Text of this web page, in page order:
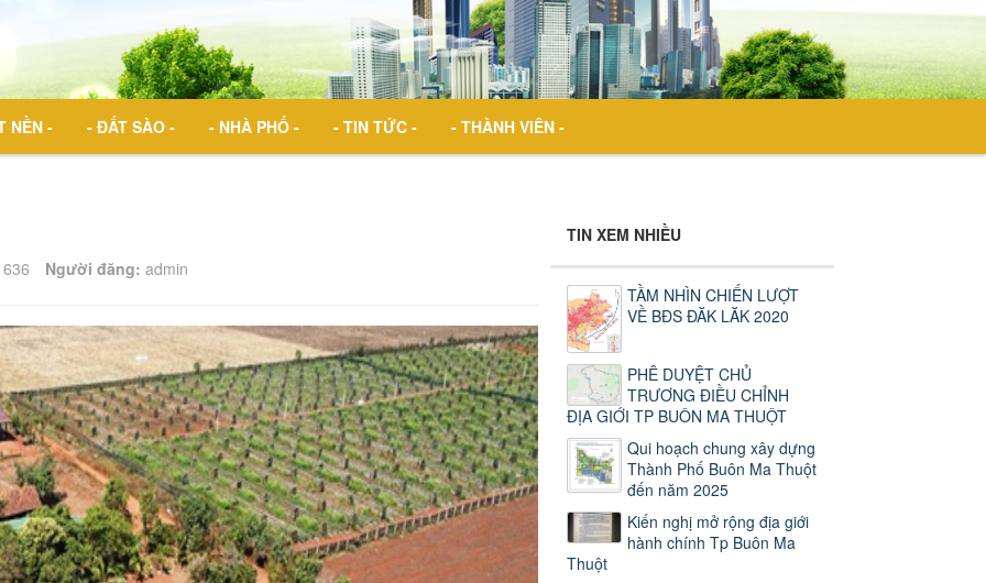
NỀN - - ĐẤT SÀO - - NHÀ PHỐ - - TIN TỨC - - THÀNH VIÊN -
636 Người đăng: admin
TIN XEM NHIỀU
TẦM NHÌN CHIẾN LƯỢT
VỀ BĐS ĐĂK LĂK 2020
PHÊ DUYỆT CHỦ
TRƯƠNG ĐIỀU CHỈNH
ĐỊA GIỚI TP BUÔN MA THUỘT
Qui hoạch chung xây dựng
Thành Phố Buôn Ma Thuột
đến năm 2025
Kiến nghị mở rộng địa giới
hành chính Tp Buôn Ma
Thuột